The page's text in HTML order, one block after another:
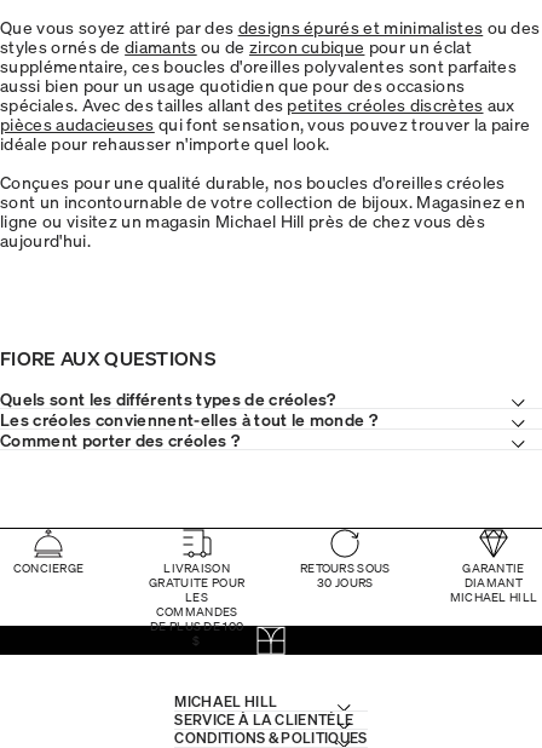
Que vous soyez attiré par des designs épurés et minimalistes ou des
styles ornés dediamants ou de zircon cubique pour un éclat
supplémentaire, ces boucles d'oreilles polyvalentes sont parfaites
aussi bien pour un usage quotidien que pour des occasions
spéciales. Avec des tailles allant des petites créoles discrètes aux
pièces audacieuses qui font sensation, vous pouvez trouver la paire
idéale pour rehausser n'importe quel look.
Conçues pour une qualité durable, nos boucles d'oreilles créoles
sont un incontournable de votre collection de bijoux. Magasinez en
ligne ou visitez un magasin Michael Hill près de chez vous dès
aujourd'hui.
FIORE AUX QUESTIONS
Quels sont les différents types de créoles?
Les créoles conviennent-elles à tout le monde ?
Comment porter des créoles ?
CONCIERGE
LIVRAISON
GRATUITE POUR
LES
COMMANDES
DE PLUS DE 100
$
RETOURS SOUS
30 JOURS
GARANTIE
DIAMANT
MICHAEL HILL
MICHAEL HILL
SERVICE À LA CLIENTÈLE
CONDITIONS & POLITIQUES